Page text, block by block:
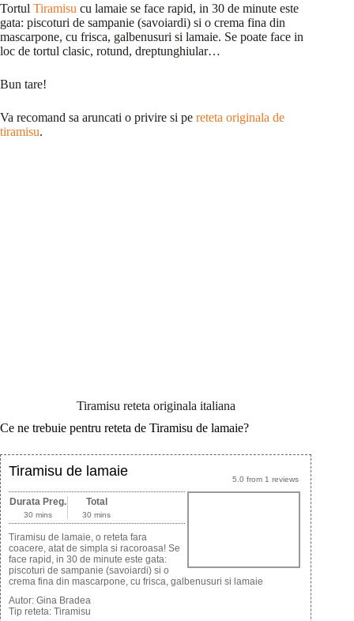
Tortul Tiramisu cu lamaie se face rapid, in 30 de minute este
gata: piscoturi de sampanie (savoiardi) si o crema fina din
mascarpone, cu frisca, galbenusuri si lamaie. Se poate face in
loc de tortul clasic, rotund, dreptunghiular…
Bun tare!
Va recomand sa aruncati o privire si pe reteta originala de
tiramisu.
Tiramisu reteta originala italiana
Ce ne trebuie pentru reteta de Tiramisu de lamaie?
5.0 from 1 reviews
Tiramisu de lamaie
Durata Preg.
30 mins
Total
30 mins
Tiramisu de lamaie, o reteta fara
coacere, atat de simpla si racoroasa! Se
face rapid, in 30 de minute este gata:
piscoturi de sampanie (savoiardi) si o
crema fina din mascarpone, cu frisca, galbenusuri si lamaie
Autor: Gina Bradea
Tip reteta: Tiramisu